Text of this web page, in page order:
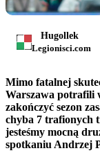
Hugollek
Legionisci.com
Mimo fatalnej
Warszawa potrafili
zakończyć sezon
chyba 7 trafionych
jesteśmy mocną
spotkaniu Andrzej